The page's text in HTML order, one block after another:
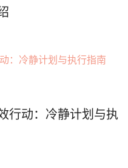
行动：冷静计划与执